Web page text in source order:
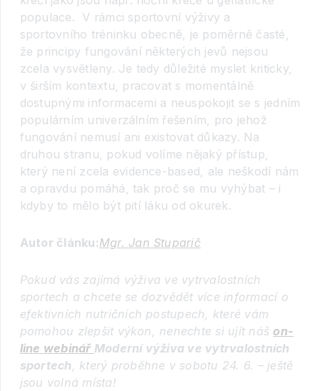
populace. V rámci sportovní výživy a
sportovního tréninku obecně, je poměrně časté,
že principy fungování některých jevů nejsou
zcela vysvětleny. Je tedy důležité myslet kriticky,
v širším kontextu, pracovat s momentálně
dostupnými informacemi a neuspokojit se s jedním
populárním univerzálním řešením, pro jehož
fungování nemusí ani existovat důkazy. Na
druhou stranu, pokud volíme nějaký přístup,
který není zcela evidence-based, ale neškodí nám
a opravdu pomáhá, tak proč se mu vyhýbat – i
kdyby to mělo být pití láku od okurek.
Autor článku:Mgr. Jan Stuparič
Pokud vás zajímá výživa ve vytrvalostních
sportech a chcete se dozvědět více informací o
efektivních nutričních postupech, které vám
pomohou zlepšit výkon, nenechte si ujít náš on-
line webinář Moderní výživa ve vytrvalostních
sportech , který proběhne v sobotu 24. 6. – ještě
jsou volná místa!